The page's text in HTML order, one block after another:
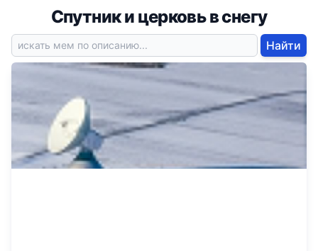
Спутник и церковь в снегу
Найти